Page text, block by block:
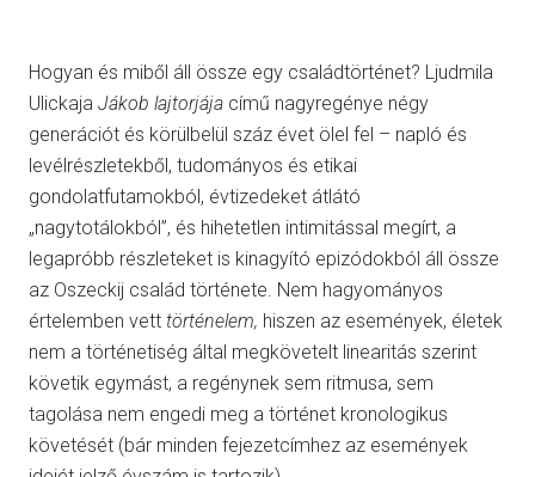
Hogyan és miből áll össze egy családtörténet? Ljudmila
Ulickaja Jákob lajtorjája című nagyregénye négy
generációt és körülbelül száz évet ölel fel – napló és
levélrészletekből, tudományos és etikai
gondolatfutamokból, évtizedeket átlátó
„nagytotálokból”, és hihetetlen intimitással megírt, a
legapróbb részleteket is kinagyító epizódokból áll össze
az Oszeckij család története. Nem hagyományos
értelemben vett történelem, hiszen az események, életek
nem a történetiség által megkövetelt linearitás szerint
követik egymást, a regénynek sem ritmusa, sem
tagolása nem engedi meg a történet kronologikus
követését (bár minden fejezetcímhez az események